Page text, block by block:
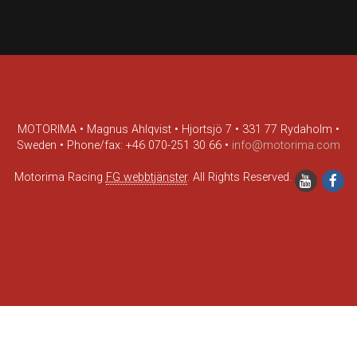
MOTORIMA • Magnus Ahlqvist • Hjortsjö 7 • 331 77 Rydaholm •
Sweden • Phone/fax: +46 070-251 30 66 • info@motorima.com
Motorima Racing FG webbtjänster. All Rights Reserved.